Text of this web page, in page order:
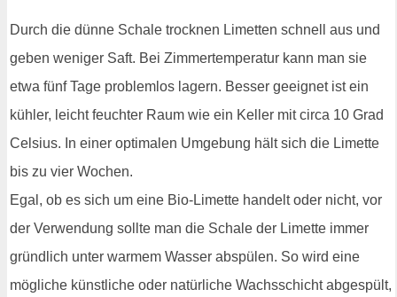
Durch die dünne Schale trocknen Limetten schnell aus und
geben weniger Saft. Bei Zimmertemperatur kann man sie
etwa fünf Tage problemlos lagern. Besser geeignet ist ein
kühler, leicht feuchter Raum wie ein Keller mit circa 10 Grad
Celsius. In einer optimalen Umgebung hält sich die Limette
bis zu vier Wochen.
Egal, ob es sich um eine Bio-Limette handelt oder nicht, vor
der Verwendung sollte man die Schale der Limette immer
gründlich unter warmem Wasser abspülen. So wird eine
mögliche künstliche oder natürliche Wachsschicht abgespült,